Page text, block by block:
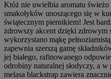
Któż nie uwielbia aromatu
smakołyków unoszącego się w
świątecznym piernikiem! Jest
zdrowszy akcent dzięki zdrowym
wykorzystano mąkę
zapewnia szerszą gamę
jej białego, rafinowanego
odrobiny naturalnej słodyczy, a
melasa blackstrap zawiera